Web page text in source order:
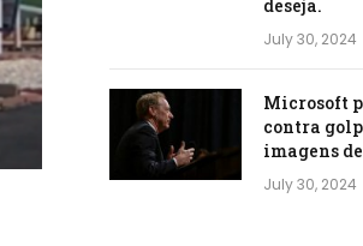
deseja.
July 30, 2024
Microsoft
contra
imagens
July 30, 2024